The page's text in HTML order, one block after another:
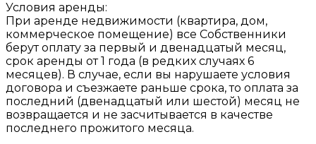
Условия аренды:
При аренде недвижимости (квартира, дом,
коммерческое помещение) все Собственники
берут оплату за первый и двенадцатый месяц,
срок аренды от 1 года (в редких случаях 6
месяцев). В случае, если вы нарушаете условия
договора и съезжаете раньше срока, то оплата за
последний (двенадцатый или шестой) месяц не
возвращается и не засчитывается в качестве
последнего прожитого месяца.